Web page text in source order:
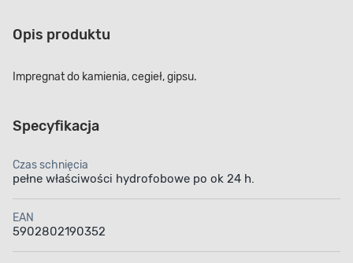
Opis produktu
Impregnat do kamienia, cegieł, gipsu.
Specyfikacja
Czas schnięcia
pełne właściwości hydrofobowe po ok 24 h.
EAN
5902802190352